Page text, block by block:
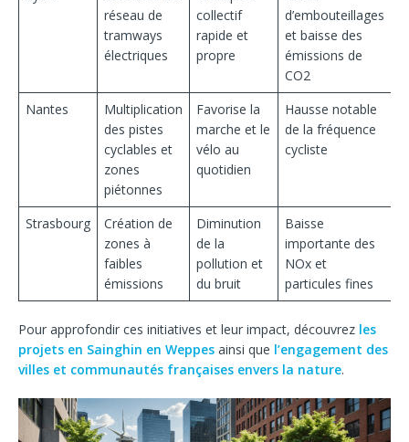
réseau de
tramways
électriques
collectif
rapide et
propre
d’embouteillages
et baisse des
émissions de
CO2
Nantes
Multiplication
des pistes
cyclables et
zones
piétonnes
Favorise la
marche et le
vélo au
quotidien
Hausse notable
de la fréquence
cycliste
Strasbourg
Création de
zones à
faibles
émissions
Diminution
de la
pollution et
du bruit
Baisse
importante des
NOx et
particules fines
Pour approfondir ces initiatives et leur impact, découvrez les
projets en Sainghin en Weppes ainsi que l’engagement des
villes et communautés françaises envers la nature.